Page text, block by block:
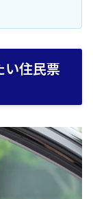
い住民票